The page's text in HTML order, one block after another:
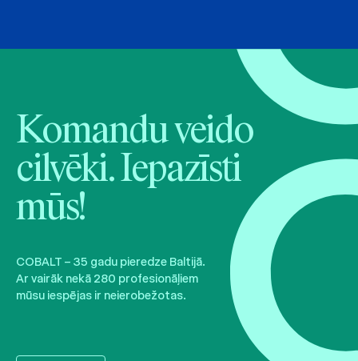
Komandu veido
cilvēki. Iepazīsti
mūs!
COBALT – 35 gadu pieredze Baltijā.
Ar vairāk nekā 280 profesionāļiem
mūsu iespējas ir neierobežotas.